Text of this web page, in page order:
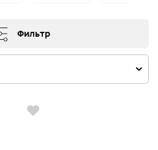
Фильтр